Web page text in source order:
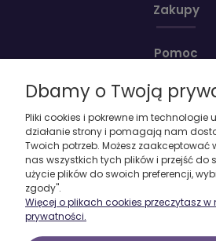
Zakupy
Pomoc
Moje konto
O firmie
Dbamy o Twoją
Pliki cookies i pokrewne im technologie
działanie strony i pomagają nam
Twoich potrzeb. Możesz zaakceptować
nas wszystkich tych plików i przejść do
użycie plików do swoich preferencji,
zgody".
Więcej o plikach cookies przeczytasz w
prywatności.